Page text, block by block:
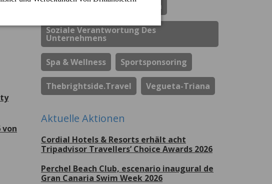
von
Resort Cordial Santa Águeda
Soziale Verantwortung Des
Unternehmens
Spa & Wellness Sportsponsoring
Thebrightside.travel Vegueta-Triana
Aktuelle Aktionen
Cordial Hotels & Resorts erhält acht
Tripadvisor Travellers’ Choice Awards 2026
Perchel Beach Club, escenario inaugural de
Gran Canaria Swim Week 2026